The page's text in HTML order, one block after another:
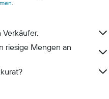
.
Verkäufer.
riesige Mengen an